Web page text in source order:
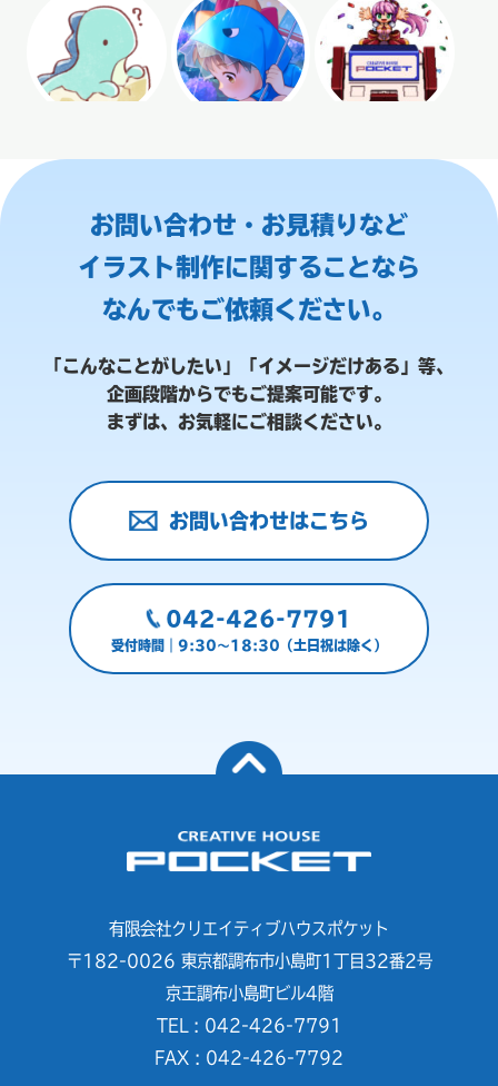
お問い合わせ・お見積りなど
イラスト制作に関することなら
なんでもご依頼ください。
「こんなことがしたい」「イメージだけある」等、
企画段階からでもご提案可能です。
まずは、お気軽にご相談ください。
お問い合わせはこちら
042-426-7791
受付時間｜9:30～18:30（土日祝は除く）
有限会社クリエイティブハウスポケット
〒182-0026 東京都調布市小島町1丁目32番2号
京王調布小島町ビル4階
TEL : 042-426-7791
FAX : 042-426-7792